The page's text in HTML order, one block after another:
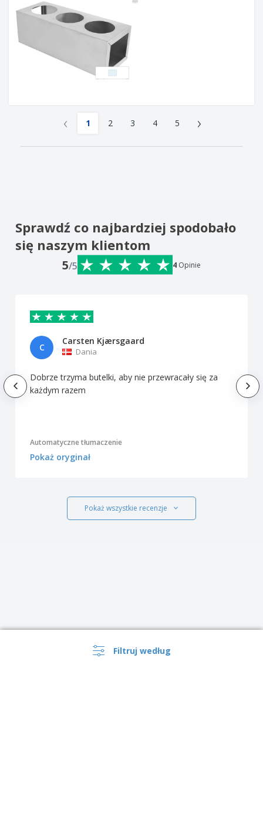
Filtruj według
‹ 1 2 3 4 5 ›
Sprawdź co najbardziej spodobało
się naszym klientom
5/5 4 Opinie
C
Carsten Kjærsgaard
Dania
Dobrze trzyma butelki, aby nie przewracały się za
każdym razem
Automatyczne tłumaczenie
Pokaż oryginał
Pokaż wszystkie recenzje